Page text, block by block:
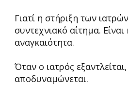
Γιατί η στήριξη των
συντεχνιακό αίτημα. Είναι
αναγκαιότητα.
Όταν ο ιατρός
αποδυναμώνεται.